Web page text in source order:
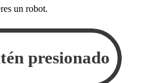
un robot.